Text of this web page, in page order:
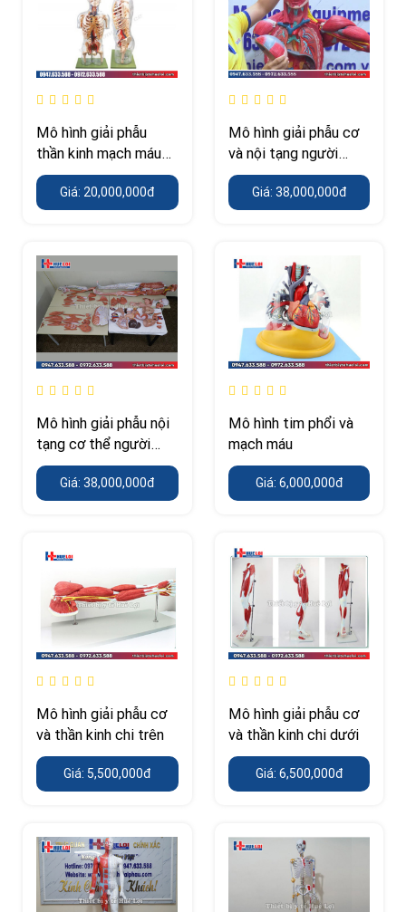
Mô hình giải phẫu
thần kinh mạch máu
thân trên
Giá: 20,000,000đ
Mô hình giải phẫu cơ
và nội tạng người
170CM
Giá: 38,000,000đ
Mô hình giải phẫu nội
tạng cơ thể người
kèm bóc tách các lớp
cơ 170cm
Giá: 38,000,000đ
Mô hình tim phổi và
mạch máu
Giá: 6,000,000đ
Mô hình giải phẫu cơ
và thần kinh chi trên
Giá: 5,500,000đ
Mô hình giải phẫu cơ
và thần kinh chi dưới
Giá: 6,500,000đ